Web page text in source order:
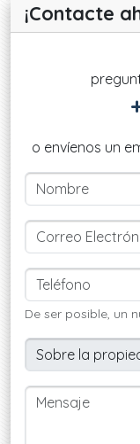
¡Contacte
o envíenos un
De ser posible, un